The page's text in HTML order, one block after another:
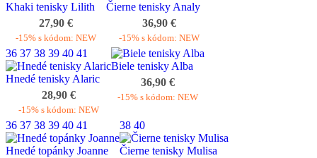
Khaki tenisky Lilith
27,90 €
-15% s kódom: NEW
Čierne tenisky Analy
36,90 €
-15% s kódom: NEW
36 37 38 39 40 41
Hnedé tenisky Alaric
28,90 €
-15% s kódom: NEW
Biele tenisky Alba
36,90 €
-15% s kódom: NEW
36 37 38 39 40 41
Hnedé topánky Joanne
38 40
Čierne tenisky Mulisa